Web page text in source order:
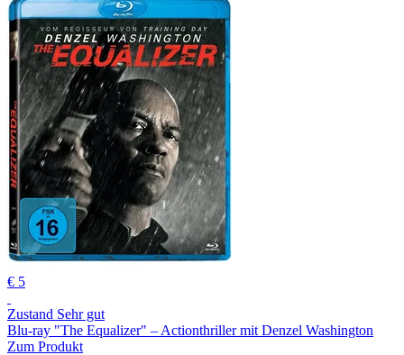
€ 5
Zustand Sehr gut
Blu-ray "The Equalizer" – Actionthriller mit Denzel Washington
Zum Produkt